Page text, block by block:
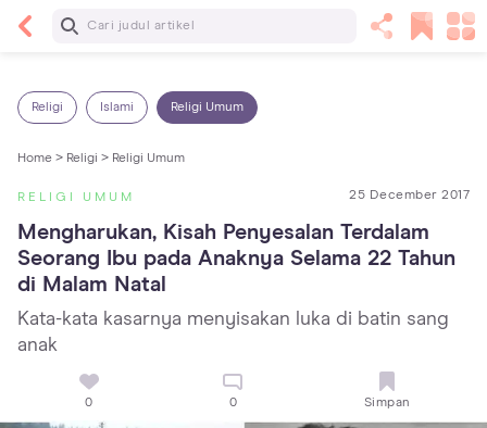
Baca Selanjutnya
Religi Islami Religi Umum
Home > Religi > Religi Umum
RELIGI UMUM 25 December 2017
Mengharukan, Kisah Penyesalan Terdalam
Seorang Ibu pada Anaknya Selama 22 Tahun
di Malam Natal
Kata-kata kasarnya menyisakan luka di batin sang
anak
0 0 Simpan